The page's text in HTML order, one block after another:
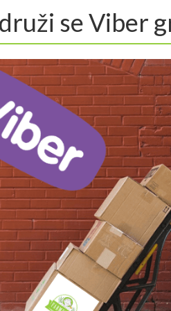
se Viber